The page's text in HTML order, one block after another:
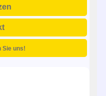
Sie uns!